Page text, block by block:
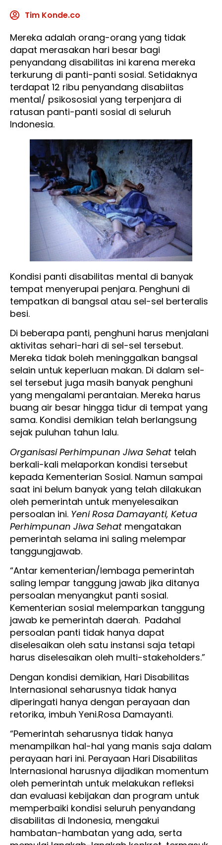
Tim Konde.co
Mereka adalah orang-orang yang tidak
dapat merasakan hari besar bagi
penyandang disabilitas ini karena mereka
terkurung di panti-panti sosial. Setidaknya
terdapat 12 ribu penyandang disabiitas
mental/ psikososial yang terpenjara di
ratusan panti-panti sosial di seluruh
Indonesia.
Kondisi panti disabilitas mental di banyak
tempat menyerupai penjara. Penghuni di
tempatkan di bangsal atau sel-sel berteralis
besi.
Di beberapa panti, penghuni harus menjalani
aktivitas sehari-hari di sel-sel tersebut.
Mereka tidak boleh meninggalkan bangsal
selain untuk keperluan makan. Di dalam sel-
sel tersebut juga masih banyak penghuni
yang mengalami perantaian. Mereka harus
buang air besar hingga tidur di tempat yang
sama. Kondisi demikian telah berlangsung
sejak puluhan tahun lalu.
Organisasi Perhimpunan Jiwa Sehat telah
berkali-kali melaporkan kondisi tersebut
kepada Kementerian Sosial. Namun sampai
saat ini belum banyak yang telah dilakukan
oleh pemerintah untuk menyelesaikan
persoalan ini. Yeni Rosa Damayanti, Ketua
Perhimpunan Jiwa Sehat mengatakan
pemerintah selama ini saling melempar
tanggungjawab.
“Antar kementerian/lembaga pemerintah
saling lempar tanggung jawab jika ditanya
persoalan menyangkut panti sosial.
Kementerian sosial melemparkan tanggung
jawab ke pemerintah daerah. Padahal
persoalan panti tidak hanya dapat
diselesaikan oleh satu instansi saja tetapi
harus diselesaikan oleh multi-stakeholders.”
Dengan kondisi demikian, Hari Disabilitas
Internasional seharusnya tidak hanya
diperingati hanya dengan perayaan dan
retorika, imbuh Yeni.Rosa Damayanti.
“Pemerintah seharusnya tidak hanya
menampilkan hal-hal yang manis saja dalam
perayaan hari ini. Perayaan Hari Disabilitas
Internasional harusnya dijadikan momentum
oleh pemerintah untuk melakukan refleksi
dan evaluasi kebijakan dan program untuk
memperbaiki kondisi seluruh penyandang
disabilitas di Indonesia, mengakui
hambatan-hambatan yang ada, serta